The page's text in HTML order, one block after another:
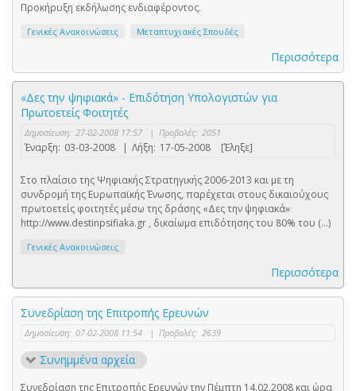
Προκήρυξη εκδήλωσης ενδιαφέροντος.
Γενικές Ανακοινώσεις Μεταπτυχιακές Σπουδές
Περισσότερα
«Δες την ψηφιακά» - Επιδότηση Υπολογιστών για
Πρωτοετείς Φοιτητές
Δημοσίευση: 27-02-2008 17:57 | Προβολές: 2051
Έναρξη: 03-03-2008 | Λήξη: 17-05-2008 [Έληξε]
Στο πλαίσιο της Ψηφιακής Στρατηγικής 2006-2013 και με τη
συνδρομή της Ευρωπαϊκής Ένωσης, παρέχεται στους δικαιούχους
πρωτοετείς φοιτητές μέσω της δράσης «Δες την ψηφιακά»
http://www.destinpsifiaka.gr , δικαίωμα επιδότησης του 80% του (...)
Γενικές Ανακοινώσεις
Περισσότερα
Συνεδρίαση της Επιτροπής Ερευνών
Δημοσίευση: 07-02-2008 11:54 | Προβολές: 2639
Συνημμένα αρχεία
Συνεδρίαση της Επιτροπής Ερευνών την Πέμπτη 14.02.2008 και ώρα